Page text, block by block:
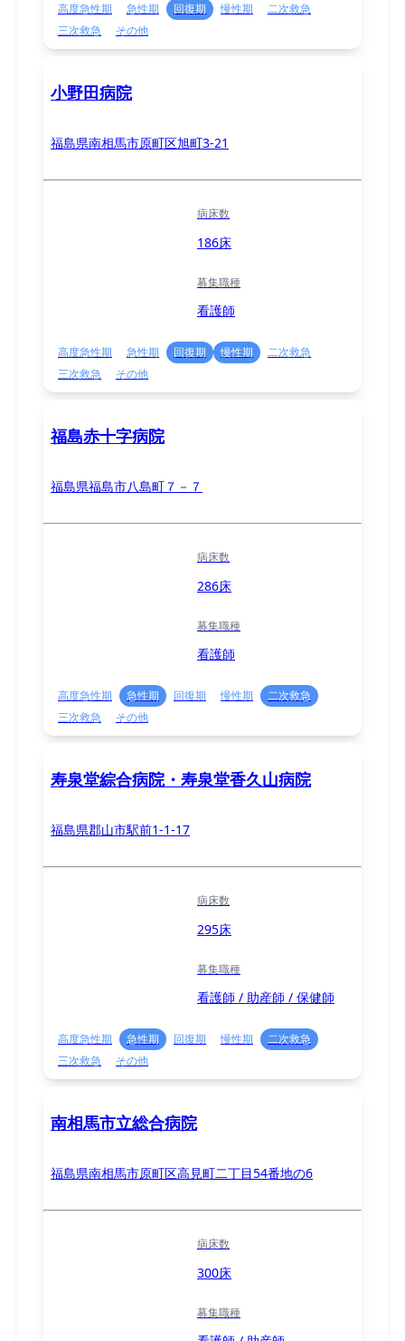
高度急性期 急性期 回復期 慢性期
二次救急
三次救急
その他
小野田病院
福島県南相馬市原町区旭町3-21
病床数
186床
募集職種
看護師
高度急性期 急性期 回復期 慢性期
二次救急
三次救急
その他
福島赤十字病院
福島県福島市八島町７－７
病床数
286床
募集職種
看護師
高度急性期 急性期 回復期 慢性期
二次救急
三次救急
その他
寿泉堂綜合病院・寿泉堂香久山病院
福島県郡山市駅前1-1-17
病床数
295床
募集職種
看護師 / 助産師 / 保健師
高度急性期 急性期 回復期 慢性期
二次救急
三次救急
その他
南相馬市立総合病院
福島県南相馬市原町区高見町二丁目54番地の6
病床数
300床
募集職種